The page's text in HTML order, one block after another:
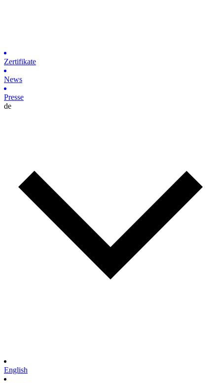
Zertifikate
News
Presse
de
English